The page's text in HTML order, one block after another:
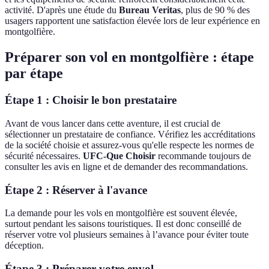
activité. D'après une étude du Bureau Veritas, plus de 90 % des
usagers rapportent une satisfaction élevée lors de leur expérience en
montgolfière.
Préparer son vol en montgolfière : étape
par étape
Étape 1 : Choisir le bon prestataire
Avant de vous lancer dans cette aventure, il est crucial de
sélectionner un prestataire de confiance. Vérifiez les accréditations
de la société choisie et assurez-vous qu'elle respecte les normes de
sécurité nécessaires. UFC-Que Choisir recommande toujours de
consulter les avis en ligne et de demander des recommandations.
Étape 2 : Réserver à l'avance
La demande pour les vols en montgolfière est souvent élevée,
surtout pendant les saisons touristiques. Il est donc conseillé de
réserver votre vol plusieurs semaines à l’avance pour éviter toute
déception.